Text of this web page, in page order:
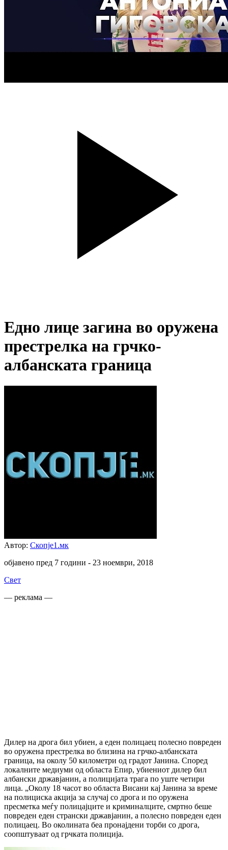
Едно лице загина во оружена
престрелка на грчко-
албанската граница
Автор: Скопје1.мк
објавено пред 7 години - 23 ноември, 2018
Свет
— реклама —
Дилер на дрога бил убиен, а еден полицаец полесно повреден
во оружена престрелка во близина на грчко-албанската
граница, на околу 50 километри од градот Јанина. Според
локалните медиуми од областа Епир, убиениот дилер бил
албански државјанин, а полицијата трага по уште четири
лица. „Околу 18 часот во областа Висани кај Јанина за време
на полициска акција за случај со дрога и по оружена
пресметка меѓу полицајците и криминалците, смртно беше
повреден еден странски државјанин, а полесно повреден еден
полицаец. Во околината беа пронајдени торби со дрога,
соопштуваат од грчката полиција.